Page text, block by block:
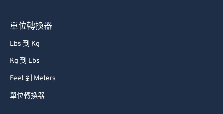
單位轉換器
Lbs 到 Kg
Kg 到 Lbs
Feet 到 Meters
單位轉換器